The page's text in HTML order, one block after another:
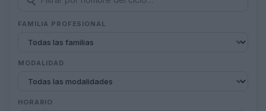
FAMILIA PROFESIONAL
MODALIDAD
HORARIO